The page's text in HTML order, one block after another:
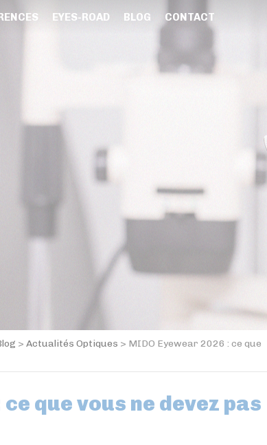
EYES-ROAD BLOG CONTACT
> Actualités Optiques > MIDO Eyewear 2026 : ce que
que vous ne devez pas